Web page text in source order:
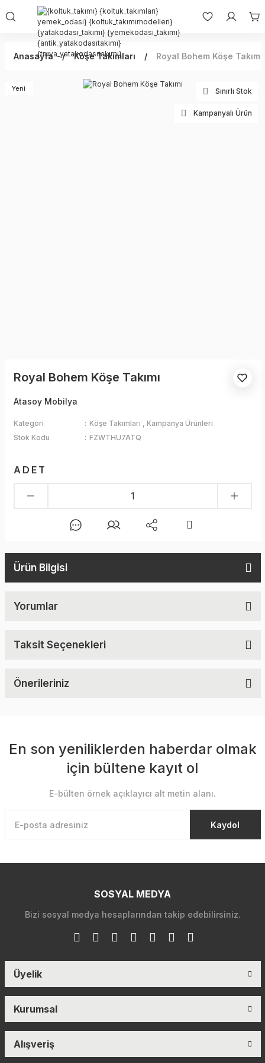
Anasayfa Köşe Takımları Royal Bohem Köşe Takımı
Yeni Sınırlı Stok
Kampanyalı Ürün
Royal Bohem Köşe Takımı
Atasoy Mobilya
Kategori Köşe Takımları ,Kampanya Ürünleri
Stok Kodu
FZWTHU7ATQ
ADET
Ürün Bilgisi
Yorumlar
Taksit Seçenekleri
Önerileriniz
En son yeniliklerden haberdar olmak
için bültene kayıt ol
E-bülten örnek açıklayıcı alt metin alanı.
Kaydol
SOSYAL MEDYA
Bizi sosyal medya hesaplarından takip edebilirsiniz.
Üyelik
Kurumsal
Alışveriş